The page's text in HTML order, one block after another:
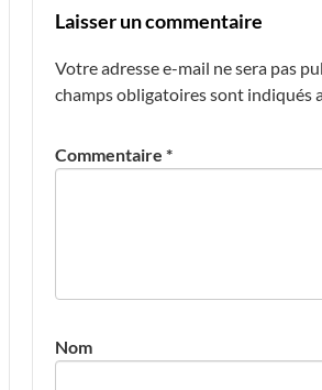
Laisser un commentaire
Votre adresse e-mail ne sera pas
champs obligatoires sont indiqués
Commentaire *
Nom